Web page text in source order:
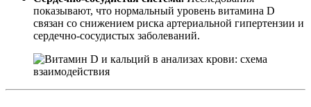
показывают, что нормальный уровень витамина D
связан со снижением риска артериальной гипертензии и
сердечно-сосудистых заболеваний.